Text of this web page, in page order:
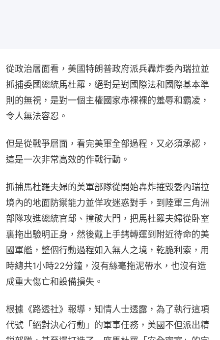
從政治層面看，美國特朗普政府派兵轟炸委內瑞拉並
抓捕委國總統馬杜羅，絕對是對國際法和國際基本準
則的無視，是對一個主權國家赤裸裸的羞辱和霸凌，
令人無法容忍。
但是從戰爭層面，看完美軍全部過程，又必須承認，
這是一次非常高效的作戰行動。
抓捕馬杜羅夫婦的美軍部隊從開始轟炸摧毀委內瑞拉
境內的地面防禦能力並佯攻迷惑對手，到陸軍三角洲
部隊攻進總統官邸、撞破大門，把馬杜羅夫婦從卧室
裏拖出驗明正身，然後戴上手銬轉運到附近待命的美
國軍艦，整個行動過程如入無人之境，乾脆利索，用
時總共1小時22分鐘，沒有絲毫拖泥帶水，也沒有造
成重大傷亡和設備損失。
根據《路透社》報導，知情人士透露，為了執行這項
代號「絕對決心行動」的軍事任務，美國不但派出精